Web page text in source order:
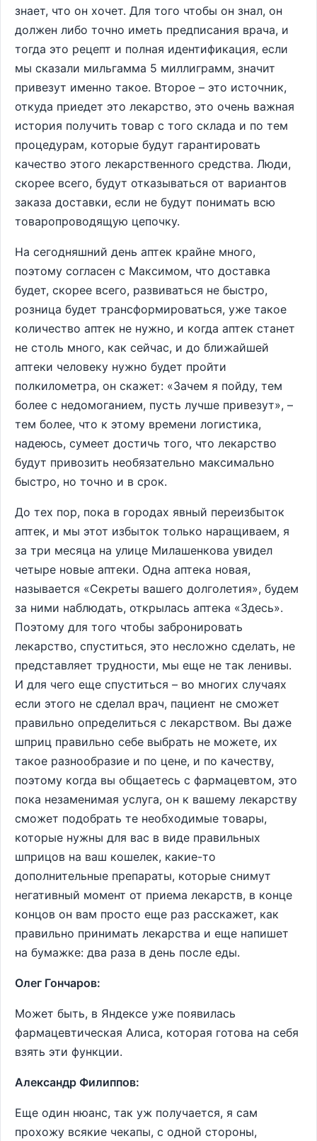
знает, что он хочет. Для того чтобы он знал, он
должен либо точно иметь предписания врача, и
тогда это рецепт и полная идентификация, если
мы сказали мильгамма 5 миллиграмм, значит
привезут именно такое. Второе – это источник,
откуда приедет это лекарство, это очень важная
история получить товар с того склада и по тем
процедурам, которые будут гарантировать
качество этого лекарственного средства. Люди,
скорее всего, будут отказываться от вариантов
заказа доставки, если не будут понимать всю
товаропроводящую цепочку.
На сегодняшний день аптек крайне много,
поэтому согласен с Максимом, что доставка
будет, скорее всего, развиваться не быстро,
розница будет трансформироваться, уже такое
количество аптек не нужно, и когда аптек станет
не столь много, как сейчас, и до ближайшей
аптеки человеку нужно будет пройти
полкилометра, он скажет: «Зачем я пойду, тем
более с недомоганием, пусть лучше привезут», –
тем более, что к этому времени логистика,
надеюсь, сумеет достичь того, что лекарство
будут привозить необязательно максимально
быстро, но точно и в срок.
До тех пор, пока в городах явный переизбыток
аптек, и мы этот избыток только наращиваем, я
за три месяца на улице Милашенкова увидел
четыре новые аптеки. Одна аптека новая,
называется «Секреты вашего долголетия», будем
за ними наблюдать, открылась аптека «Здесь».
Поэтому для того чтобы забронировать
лекарство, спуститься, это несложно сделать, не
представляет трудности, мы еще не так ленивы.
И для чего еще спуститься – во многих случаях
если этого не сделал врач, пациент не сможет
правильно определиться с лекарством. Вы даже
шприц правильно себе выбрать не можете, их
такое разнообразие и по цене, и по качеству,
поэтому когда вы общаетесь с фармацевтом, это
пока незаменимая услуга, он к вашему лекарству
сможет подобрать те необходимые товары,
которые нужны для вас в виде правильных
шприцов на ваш кошелек, какие-то
дополнительные препараты, которые снимут
негативный момент от приема лекарств, в конце
концов он вам просто еще раз расскажет, как
правильно принимать лекарства и еще напишет
на бумажке: два раза в день после еды.
Олег Гончаров:
Может быть, в Яндексе уже появилась
фармацевтическая Алиса, которая готова на себя
взять эти функции.
Александр Филиппов:
Еще один нюанс, так уж получается, я сам
прохожу всякие чекапы, с одной стороны,